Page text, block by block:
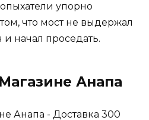
упорно
что мост не выдержал
и начал проседать.
Анапа
Анапа - Доставка 300